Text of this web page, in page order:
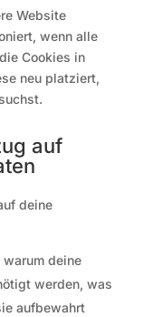
Website
wenn alle
Cookies in
neu platziert,
auf
deine
warum deine
werden, was
aufbewahrt